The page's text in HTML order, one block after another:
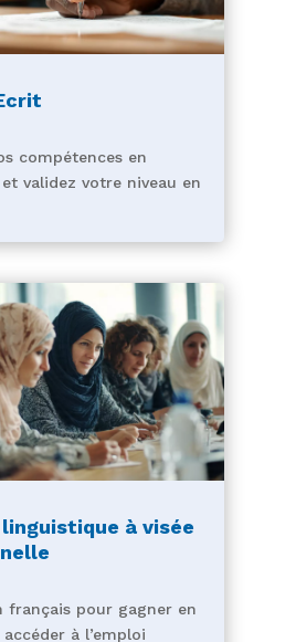
compétences en
validez votre niveau en
à visée
français pour gagner en
à l’emploi